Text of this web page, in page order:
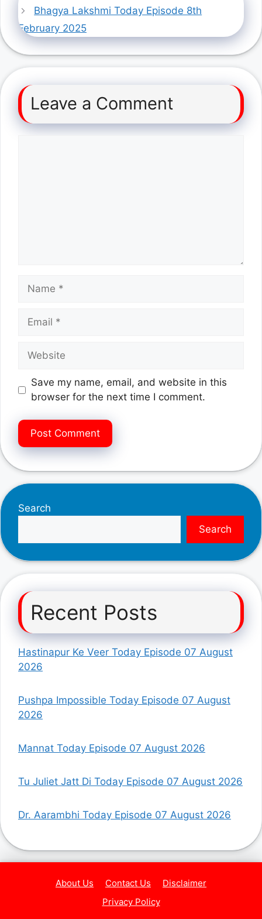
Bhagya Lakshmi Today Episode 8th
February 2025
Leave a Comment
Name
Email
Website
Save my name, email, and website in this
browser for the next time I comment.
Search
Search
Recent Posts
Hastinapur Ke Veer Today Episode 07 August
2026
Pushpa Impossible Today Episode 07 August
2026
Mannat Today Episode 07 August 2026
Tu Juliet Jatt Di Today Episode 07 August 2026
Dr. Aarambhi Today Episode 07 August 2026
About Us Contact Us
Disclaimer
Privacy Policy